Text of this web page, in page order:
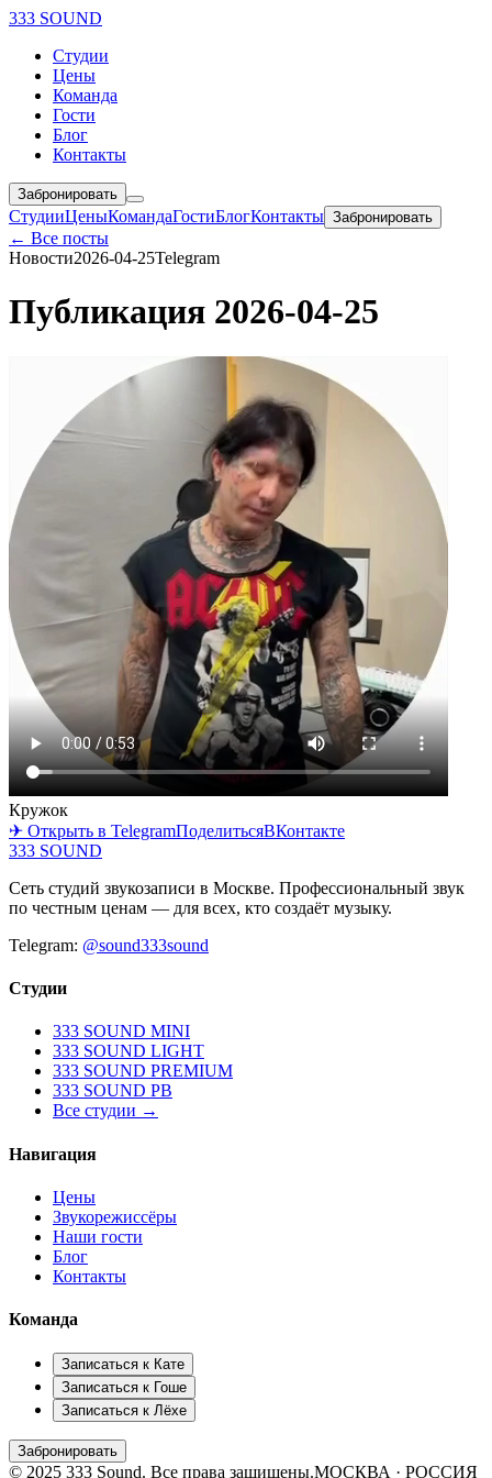
333 SOUND
Студии
Цены
Команда
Гости
Блог
Контакты
Забронировать
СтудииЦеныКомандаГостиБлогКонтакты Забронировать
← Все посты
Новости2026-04-25Telegram
Публикация 2026-04-25
Кружок
✈ Открыть в TelegramПоделитьсяВКонтакте
333 SOUND
Сеть студий звукозаписи в Москве. Профессиональный звук
по честным ценам — для всех, кто создаёт музыку.
Telegram: @sound333sound
Студии
333 SOUND MINI
333 SOUND LIGHT
333 SOUND PREMIUM
333 SOUND PB
Все студии →
Навигация
Цены
Звукорежиссёры
Наши гости
Блог
Контакты
Команда
Записаться к Кате
Записаться к Гоше
Записаться к Лёхе
Забронировать
© 2025 333 Sound. Все права защищены.МОСКВА · РОССИЯ